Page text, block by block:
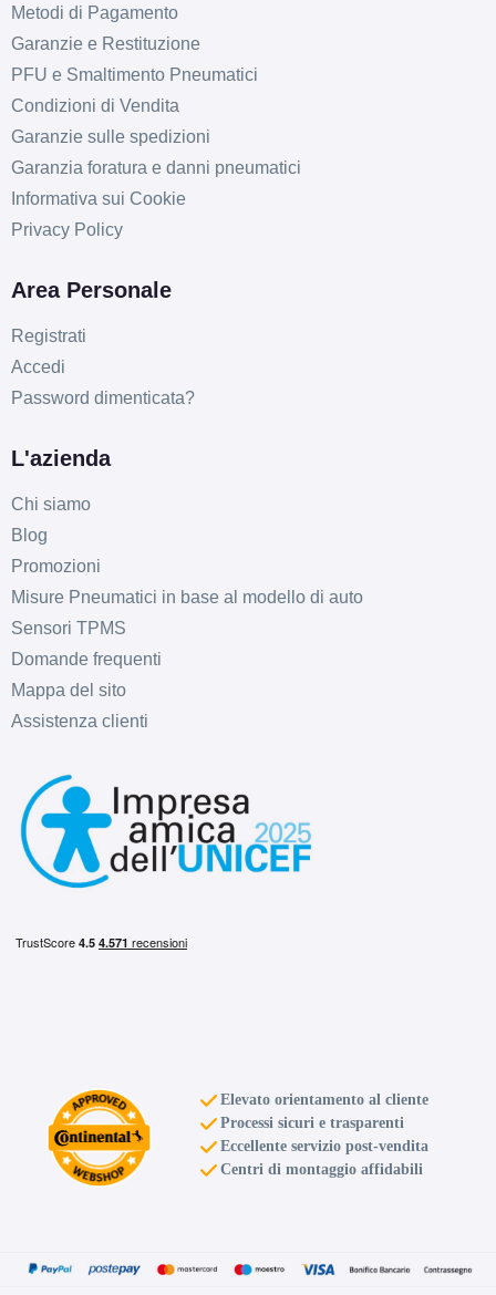
Metodi di Pagamento
Garanzie e Restituzione
PFU e Smaltimento Pneumatici
Condizioni di Vendita
Garanzie sulle spedizioni
Garanzia foratura e danni pneumatici
Informativa sui Cookie
Privacy Policy
Area Personale
Registrati
Accedi
Password dimenticata?
L'azienda
Chi siamo
Blog
Promozioni
Misure Pneumatici in base al modello di auto
Sensori TPMS
Domande frequenti
Mappa del sito
Assistenza clienti
Elevato orientamento al cliente
Processi sicuri e trasparenti
Eccellente servizio post-vendita
Centri di montaggio affidabili